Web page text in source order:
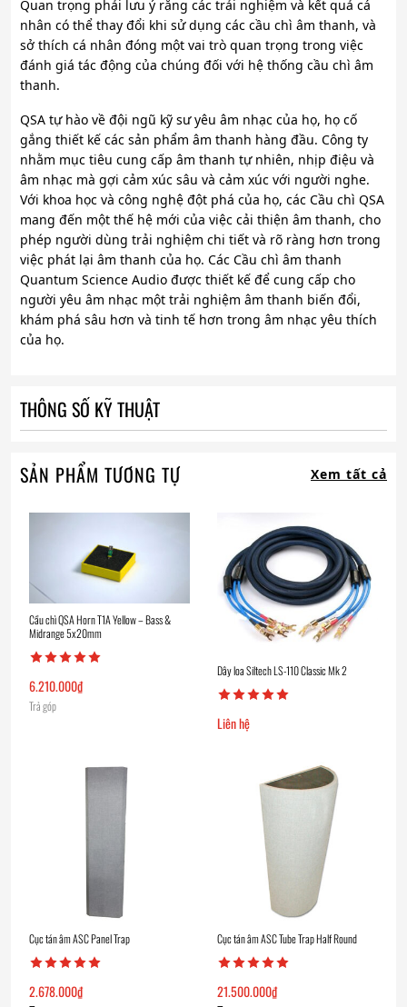
Quan trọng phải lưu ý rằng các trải nghiệm và kết quả cá
nhân có thể thay đổi khi sử dụng các cầu chì âm thanh, và
sở thích cá nhân đóng một vai trò quan trọng trong việc
đánh giá tác động của chúng đối với hệ thống cầu chì âm
thanh.
QSA tự hào về đội ngũ kỹ sư yêu âm nhạc của họ, họ cố
gắng thiết kế các sản phẩm âm thanh hàng đầu. Công ty
nhằm mục tiêu cung cấp âm thanh tự nhiên, nhịp điệu và
âm nhạc mà gợi cảm xúc sâu và cảm xúc với người nghe.
Với khoa học và công nghệ đột phá của họ, các Cầu chì QSA
mang đến một thế hệ mới của việc cải thiện âm thanh, cho
phép người dùng trải nghiệm chi tiết và rõ ràng hơn trong
việc phát lại âm thanh của họ. Các Cầu chì âm thanh
Quantum Science Audio được thiết kế để cung cấp cho
người yêu âm nhạc một trải nghiệm âm thanh biến đổi,
khám phá sâu hơn và tinh tế hơn trong âm nhạc yêu thích
của họ.
THÔNG SỐ KỸ THUẬT
SẢN PHẨM TƯƠNG TỰ Xem tất cả
Cầu chì QSA Horn T1A Yellow – Bass &
Midrange 5x20mm
6.210.000₫
Trả góp
Dây loa Siltech LS-110 Classic Mk 2
Liên hệ
Cục tán âm ASC Panel Trap
2.678.000₫
Cục tán âm ASC Tube Trap Half Round
21.500.000₫